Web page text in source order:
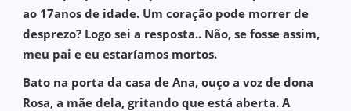
ao 17anos de idade. Um coração pode morrer de
desprezo? Logo sei a resposta.. Não, se fosse assim,
meu pai e eu estaríamos mortos.
Bato na porta da casa de Ana, ouço a voz de dona
Rosa, a mãe dela, gritando que está aberta. A